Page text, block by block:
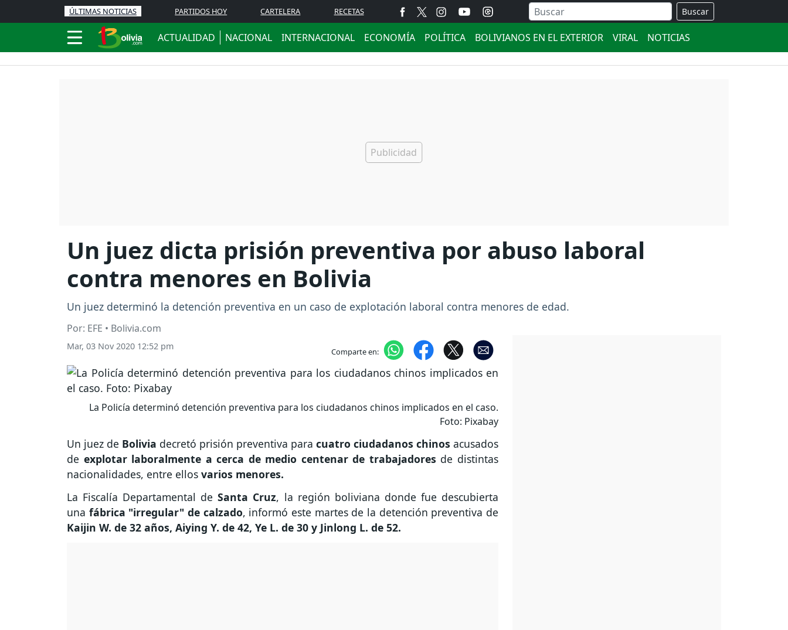
ÚLTIMAS NOTICIAS PARTIDOS HOY CARTELERA RECETAS Buscar
ACTUALIDAD NACIONAL INTERNACIONAL ECONOMÍA POLÍTICA BOLIVIANOS EN EL EXTERIOR VIRAL NOTICIAS
Un juez dicta prisión preventiva por abuso laboral
contra menores en Bolivia
Un juez determinó la detención preventiva en un caso de explotación laboral contra menores de edad.
Por: EFE • Bolivia.com
Mar, 03 Nov 2020 12:52 pm Comparte en:
La Policía determinó detención preventiva para los ciudadanos chinos implicados en el caso.
Foto: Pixabay
Un juez de Bolivia decretó prisión preventiva para cuatro ciudadanos chinos acusados
de explotar laboralmente a cerca de medio centenar de trabajadores de distintas
nacionalidades, entre ellos varios menores.
La Fiscalía Departamental de Santa Cruz, la región boliviana donde fue descubierta
una fábrica "irregular" de calzado, informó este martes de la detención preventiva de
Kaijin W. de 32 años, Aiying Y. de 42, Ye L. de 30 y Jinlong L. de 52.